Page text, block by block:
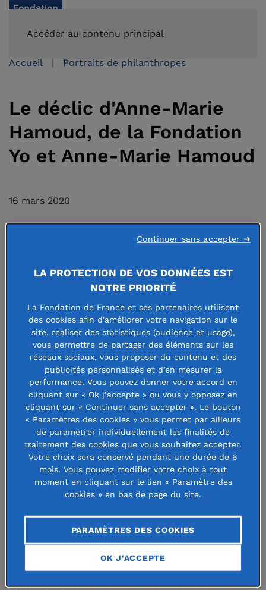
Accéder au contenu principal
Accueil Portraits de philanthropes
Le déclic d'Anne-Marie
Hamoud, de la Fondation
Yo et Anne-Marie Hamoud
16 mars 2020
« Le droit donne sa dignité à tout
Être à la tête d’un patrimoine, c’est ce que j’appelle le
Pour moi, je n’en suis pas propriétaire
mais simple détentrice. Il est donc normal que ces moyens
financiers servent à aider ceux qui n’ont rien. Avec mon
mari, avocat comme moi, nous avons toujours été engagés
en faveur des droits humains. J’ai représenté notamment
des organisations pour les droits de l’Homme lors de grands
procès en Turquie et au Brésil. Au décès de mon mari, pour
LA PROTECTION DE VOS DONNÉES EST
NOTRE PRIORITÉ
La Fondation de France et ses partenaires utilisent
des cookies afin d'améliorer votre navigation sur le
site, réaliser des statistiques (audience et usage),
vous permettre de partager des éléments sur les
réseaux sociaux, vous proposer du contenu et des
publicités personnalisés et d’en mesurer la
performance. Vous pouvez donner votre accord en
cliquant sur « Ok j’accepte » ou vous y opposez en
cliquant sur « Continuer sans accepter ». Le bouton
« Paramètres des cookies » vous permet par ailleurs
de paramétrer individuellement les finalités de
traitement des cookies que vous souhaitez accepter.
Votre choix sera conservé pendant une durée de 6
mois. Vous pouvez modifier votre choix à tout
moment en cliquant sur le lien « Paramètre des
cookies » en bas de page du site.
PARAMÈTRES DES COOKIES
OK J'ACCEPTE
Continuer sans accepter ➜